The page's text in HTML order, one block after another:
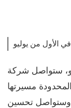
في الأول من يوليو
ستواصل شركة
مسيرتها
وستواصل تحسين